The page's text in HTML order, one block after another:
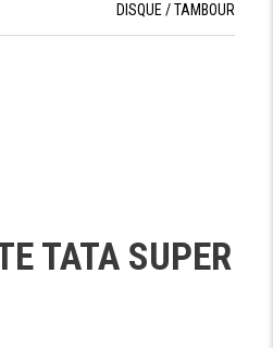
DISQUE / TAMBOUR
TATA SUPER